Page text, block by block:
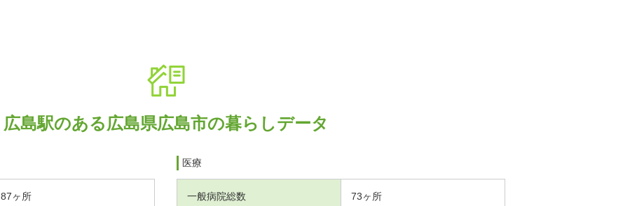
広島駅のある広島県広島市の暮らしデータ
87ヶ所
医療
一般病院総数 73ヶ所